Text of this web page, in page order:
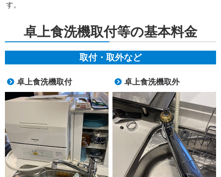
す。
卓上食洗機取付等の基本料金
取付・取外など
卓上食洗機取付 卓上食洗機取外